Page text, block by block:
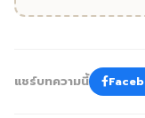
แชร์บทความนี้